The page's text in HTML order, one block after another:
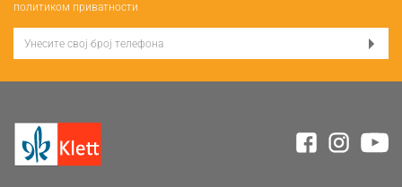
политиком приватности